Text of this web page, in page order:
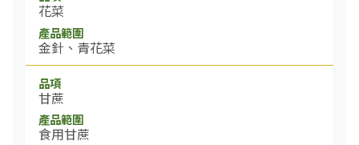
花菜
金針、青花菜
甘蔗
食用甘蔗